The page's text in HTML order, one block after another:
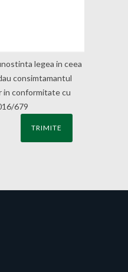
legea in ceea
consimtamantul
in conformitate cu
679